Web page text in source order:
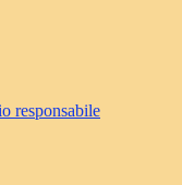
responsabile